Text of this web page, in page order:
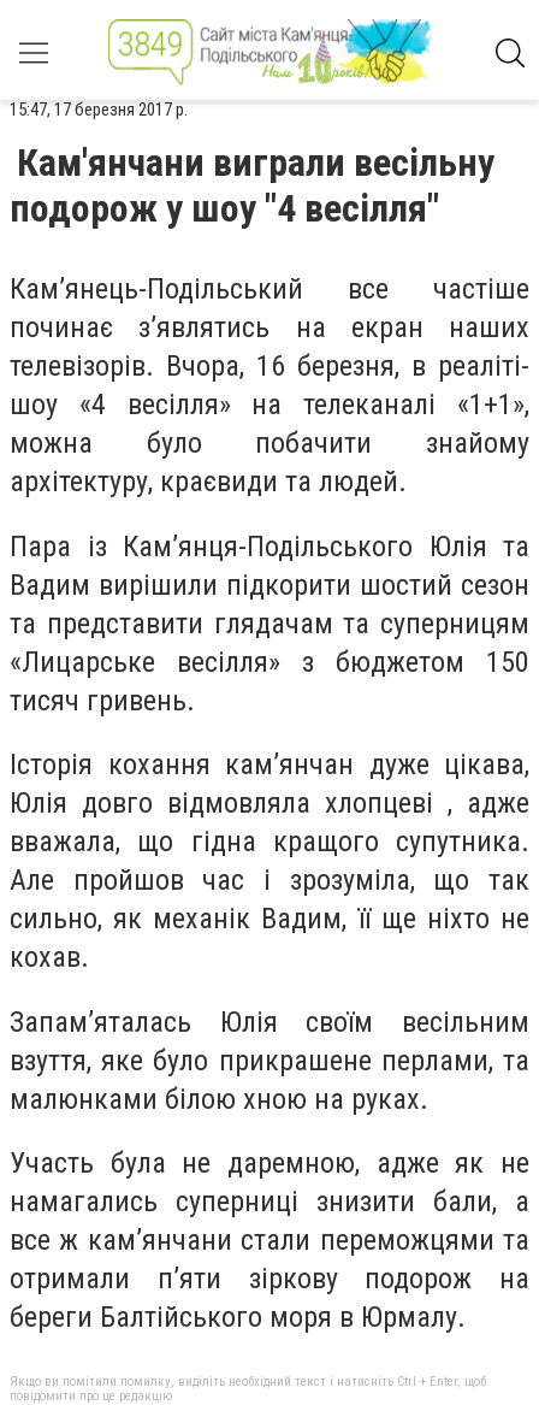
15:47, 17 березня 2017 р.
Кам'янчани виграли весільну
подорож у шоу "4 весілля"
Кам’янець-Подільський все частіше
починає з’являтись на екран наших
телевізорів. Вчора, 16 березня, в реаліті-
шоу «4 весілля» на телеканалі «1+1»,
можна було побачити знайому
архітектуру, краєвиди та людей.
Пара із Кам’янця-Подільського Юлія та
Вадим вирішили підкорити шостий сезон
та представити глядачам та суперницям
«Лицарське весілля» з бюджетом 150
тисяч гривень.
Історія кохання кам’янчан дуже цікава,
Юлія довго відмовляла хлопцеві , адже
вважала, що гідна кращого супутника.
Але пройшов час і зрозуміла, що так
сильно, як механік Вадим, її ще ніхто не
кохав.
Запам’яталась Юлія своїм весільним
взуття, яке було прикрашене перлами, та
малюнками білою хною на руках.
Участь була не даремною, адже як не
намагались суперниці знизити бали, а
все ж кам’янчани стали переможцями та
отримали п’яти зіркову подорож на
береги Балтійського моря в Юрмалу.
Якщо ви помітили помилку, виділіть необхідний текст і натисніть Ctrl + Enter, щоб
повідомити про це редакцію